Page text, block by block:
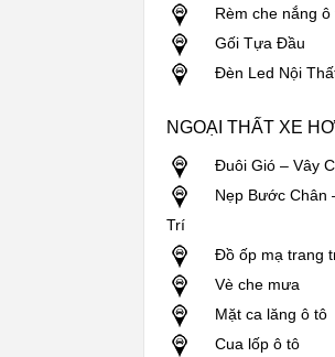
Rèm che nắng ô
Gối Tựa Đầu
Đèn Led Nội
NGOẠI THẤT XE HƠI
Đuôi Gió – Vây
Nẹp Bước Chân
Trí
Đồ ốp mạ trang
Vè che mưa
Mặt ca lăng ô tô
Cua lốp ô tô